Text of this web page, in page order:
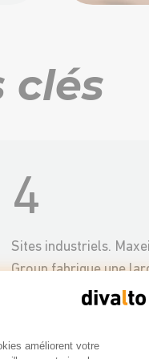
clés
4
Sites industriels. Maxei
Group fabrique une
gamme de machines
améliorent votre